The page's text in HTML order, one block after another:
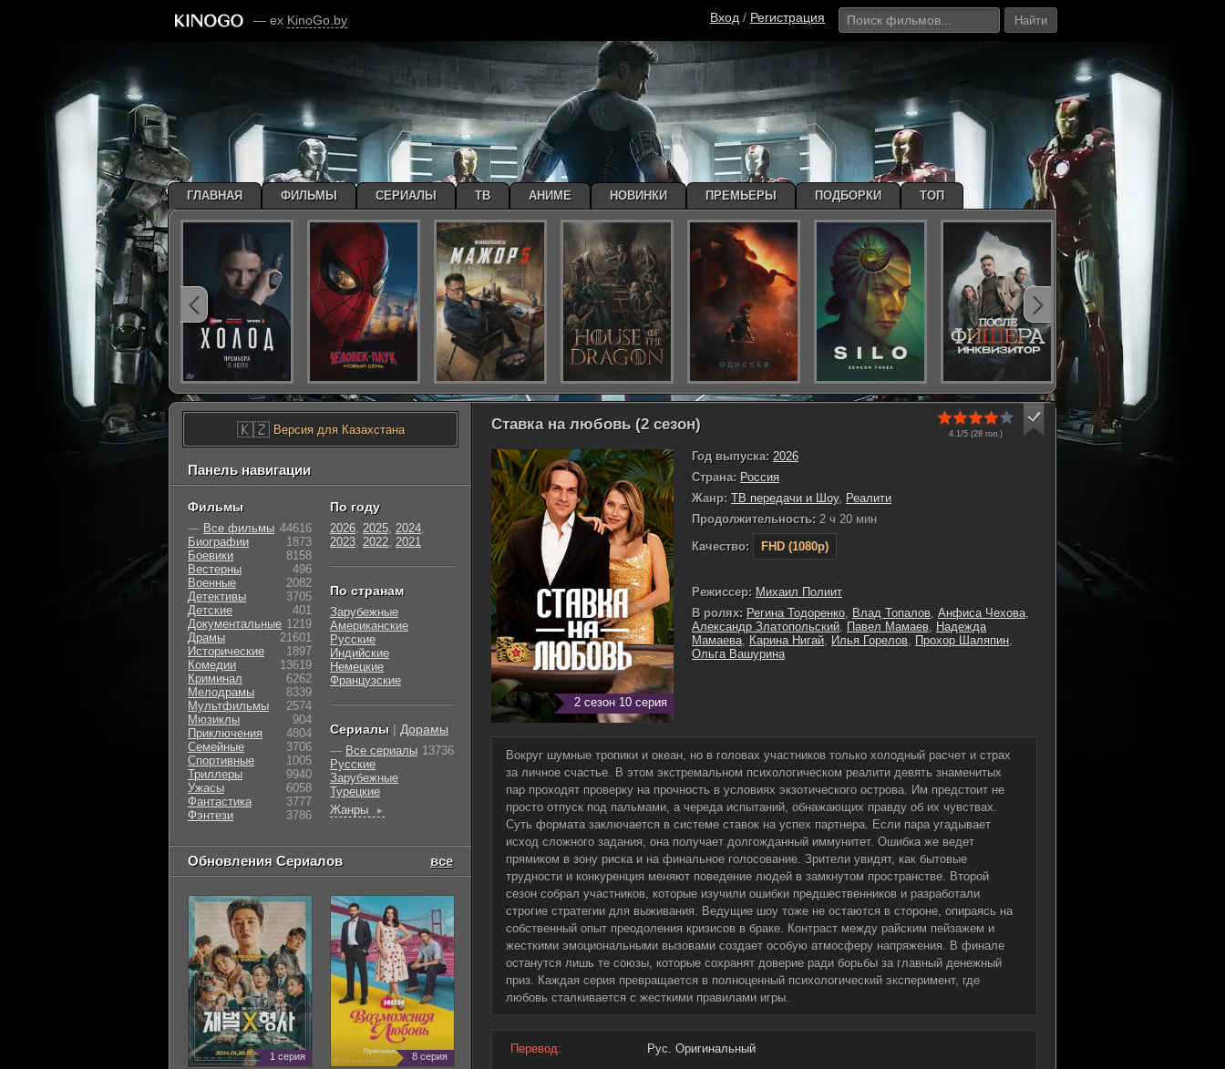
— ex KinoGo.by Вход / Регистрация Найти
Ставка на любовь (2 сезон)
4.1/5 (28 гол.)
2 сезон 10 серия
Год выпуска: 2026
Страна: Россия
Жанр: ТВ передачи и Шоу, Реалити
Продолжительность: 2 ч 20 мин
Качество:
FHD (1080p)
Режиссер: Михаил Полиит
В ролях: Регина Тодоренко, Влад Топалов, Анфиса Чехова,
Александр Златопольский, Павел Мамаев, Надежда
Мамаева, Карина Нигай, Илья Горелов, Прохор Шаляпин,
Ольга Вашурина
Вокруг шумные тропики и океан, но в головах участников только холодный расчет и страх
за личное счастье. В этом экстремальном психологическом реалити девять знаменитых
пар проходят проверку на прочность в условиях экзотического острова. Им предстоит не
просто отпуск под пальмами, а череда испытаний, обнажающих правду об их чувствах.
Суть формата заключается в системе ставок на успех партнера. Если пара угадывает
исход сложного задания, она получает долгожданный иммунитет. Ошибка же ведет
прямиком в зону риска и на финальное голосование. Зрители увидят, как бытовые
трудности и конкуренция меняют поведение людей в замкнутом пространстве. Второй
сезон собрал участников, которые изучили ошибки предшественников и разработали
строгие стратегии для выживания. Ведущие шоу тоже не остаются в стороне, опираясь на
собственный опыт преодоления кризисов в браке. Контраст между райским пейзажем и
жесткими эмоциональными вызовами создает особую атмосферу напряжения. В финале
останутся лишь те союзы, которые сохранят доверие ради борьбы за главный денежный
приз. Каждая серия превращается в полноценный психологический эксперимент, где
любовь сталкивается с жесткими правилами игры.
Перевод: Рус. Оригинальный
🇰🇿Версия для Казахстана
Панель навигации
Фильмы
— Все фильмы 44616
Биографии
1873
Боевики
8158
Вестерны
496
Военные
2082
Детективы
3705
Детские
401
Документальные 1219
Драмы
21601
Исторические
1897
Комедии
13619
Криминал
6262
Мелодрамы
8339
Мультфильмы
2574
Мюзиклы
904
Приключения
4804
Семейные
3706
Cпортивные
1005
Триллеры
9940
Ужасы
6058
Фантастика
3777
Фэнтези
3786
По году
2026, 2025, 2024,
2023, 2022, 2021
По странам
Зарубежные
Американские
Русские
Индийские
Немецкие
Французские
Сериалы | Дорамы
— Все сериалы 13736
Русские
Зарубежные
Турецкие
Жанры
►
Обновления Сериалов все
1 серия 8 серия
ГЛАВНАЯ ФИЛЬМЫ СЕРИАЛЫ ТВ АНИМЕ НОВИНКИ ПРЕМЬЕРЫ ПОДБОРКИ ТОП